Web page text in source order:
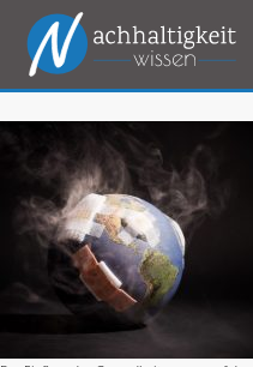
Zum
springen